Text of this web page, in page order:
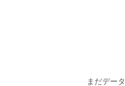
まだデー